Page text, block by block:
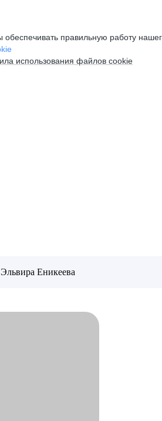
правильную работу
использования файлов cookie
Эльвира Еникеева